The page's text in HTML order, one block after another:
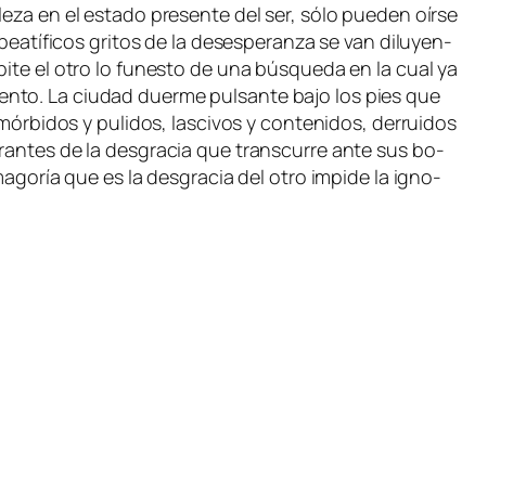
en el es­ta­do pre­sen­te del ser, só­lo pue­den oír­se
gri­tos de la des­es­pe­ran­za se van di­lu­yen­
el otro lo fu­nes­to de una bús­que­da en la cual ya
La ciu­dad duer­me pul­san­te ba­jo los pies que
y pu­li­dos, las­ci­vos y con­te­ni­dos, de­rrui­dos
de la des­gra­cia que trans­cu­rre an­te sus bo­
que es la des­gra­cia del otro im­pi­de la ig­no­